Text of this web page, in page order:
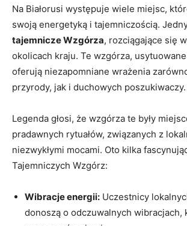
Na ​Białorusi występuje ⁣wiele miejsc,‌
swoją energetyką i tajemniczością.
tajemnicze Wzgórza, rozciągające‌ się
okolicach kraju. Te wzgórza,
oferują niezapomniane wrażenia⁢
przyrody, jak i duchowych poszukiwaczy.
Legenda głosi,​ że wzgórza te były
pradawnych rytuałów, związanych z
niezwykłymi mocami. Oto‍ kilka
Tajemniczych⁢ Wzgórz:
Wibracje energii: Uczestnicy
donoszą o odczuwalnych wibracjach,​